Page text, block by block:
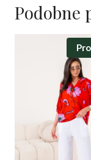
Podobne